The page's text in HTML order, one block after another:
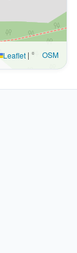
Leaflet | © OSM